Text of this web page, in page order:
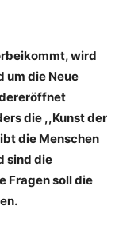
wird
um die Neue
die ,,Kunst der
die Menschen
sind die
Fragen soll die